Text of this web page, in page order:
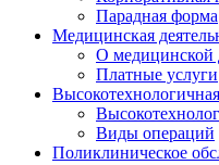
Парадная форма
Медицинская
О медицинской
Платные услуги
Виды операций
Поликлиническое